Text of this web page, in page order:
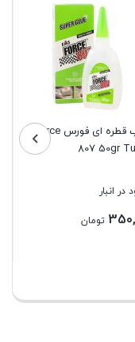
چسب قطره ای فورس Force
807 50gr
در انبار
تومان